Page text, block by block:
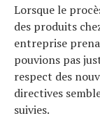
Lorsque le
des produits
entreprise
pouvions pas
respect des
directives
suivies.